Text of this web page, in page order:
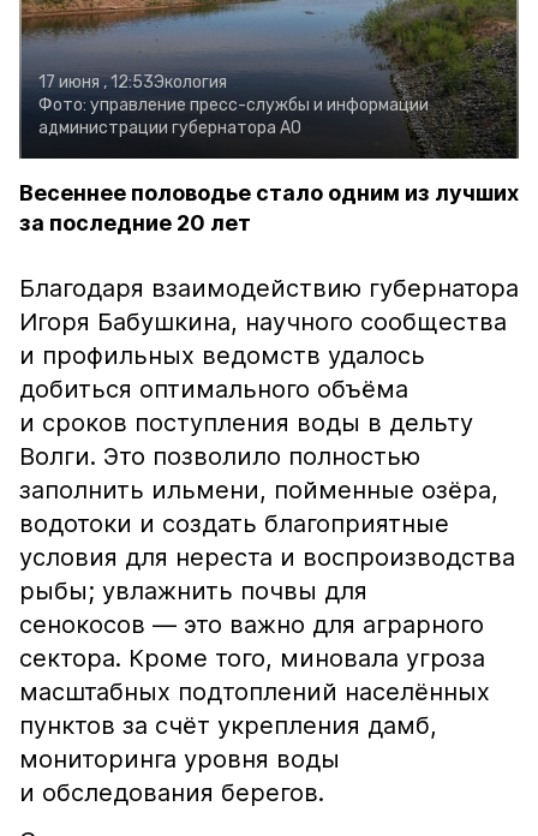
17 июня , 12:53Экология
Фото: управление пресс-службы и информации
администрации губернатора АО
Весеннее половодье стало одним из лучших
за последние 20 лет
Благодаря взаимодействию губернатора
Игоря Бабушкина, научного сообщества
и профильных ведомств удалось
добиться оптимального объёма
и сроков поступления воды в дельту
Волги. Это позволило полностью
заполнить ильмени, пойменные озёра,
водотоки и создать благоприятные
условия для нереста и воспроизводства
рыбы; увлажнить почвы для
сенокосов — это важно для аграрного
сектора. Кроме того, миновала угроза
масштабных подтоплений населённых
пунктов за счёт укрепления дамб,
мониторинга уровня воды
и обследования берегов.